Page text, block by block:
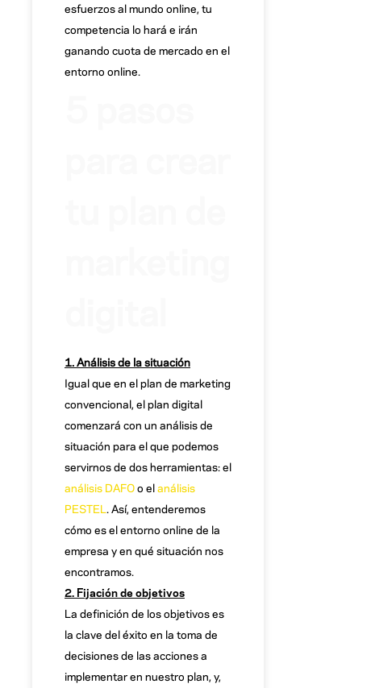
esfuerzos al mundo online, tu
competencia lo hará e irán
ganando cuota de mercado en el
entorno online.
1. Análisis de la situación
Igual que en el plan de marketing
convencional, el plan digital
comenzará con un análisis de
situación para el que podemos
servirnos de dos herramientas: el
análisis DAFOo elanálisis
PESTEL. Así, entenderemos
cómo es el entorno online de la
empresa y en qué situación nos
encontramos.
2. Fijación de objetivos
La definición de los objetivos es
la clave del éxito en la toma de
decisiones de las acciones a
implementar en nuestro plan, y,